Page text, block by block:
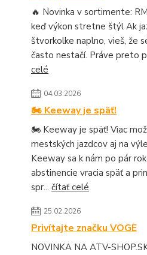
🔥 Novinka v sortimente:
keď výkon stretne štýl Ak
štvorkolke naplno, vieš, že
často nestačí. Práve preto
celé
04.03.2026
🏍️ Keeway je späť!
🏍️ Keeway je späť! Viac
mestských jazdcov aj na
Keeway sa k nám po pár
abstinencie vracia späť a
spr... čítať celé
25.02.2026
Privítajte značku VOGE
NOVINKA NA ATV-